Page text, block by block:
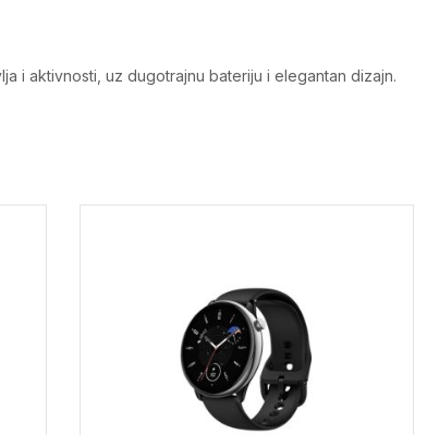
i aktivnosti, uz dugotrajnu bateriju i elegantan dizajn.